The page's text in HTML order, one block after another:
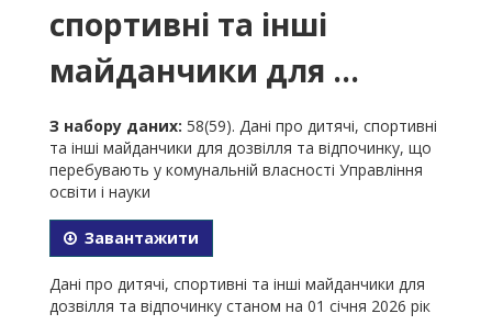
спортивні та інші
майданчики для ...
З набору даних: 58(59). Дані про дитячі, спортивні
та інші майданчики для дозвілля та відпочинку, що
перебувають у комунальній власності Управління
освіти і науки
Завантажити
Дані про дитячі, спортивні та інші майданчики для
дозвілля та відпочинку станом на 01 січня 2026 рік